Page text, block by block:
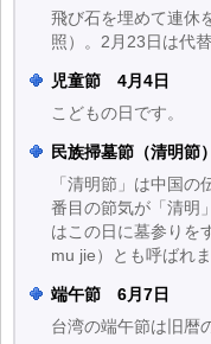
飛び石を埋めて連休
照）。2月23日は代
児童節 4月4日
こどもの日です。
民族掃墓節（清明
「清明節」は中国
番目の節気が「清明
はこの日に墓参りを
mu jie）とも呼ばれま
端午節 6月7日
台湾の端午節は旧暦